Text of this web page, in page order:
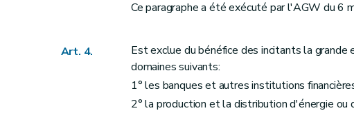
Ce paragraphe a été exécuté par l'AGW du 6
Art. 4.
Est exclue du bénéfice des incitants la
domaines suivants:
1° les banques et autres institutions
2° la production et la distribution d'énergie ou